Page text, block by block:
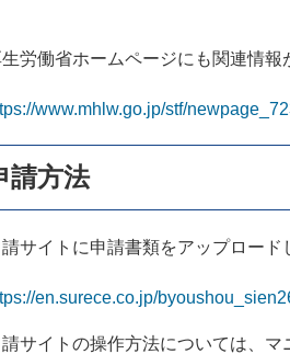
生労働省ホームページにも関連情報
www.mhlw.go.jp/stf/
請方法
サイトに申請書類をアップロード
en.surece.co.jp/
請サイトの操作方法については、